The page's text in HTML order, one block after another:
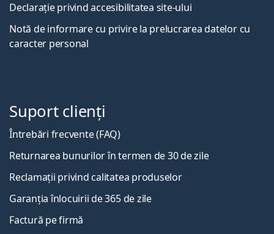
Declarație privind accesibilitatea site-ului
Notă de informare cu privire la prelucrarea datelor cu
caracter personal
Suport clienți
Întrebări frecvente (FAQ)
Returnarea bunurilor în termen de 30 de zile
Reclamații privind calitatea produselor
Garanția înlocuirii de 365 de zile
Factură pe firmă